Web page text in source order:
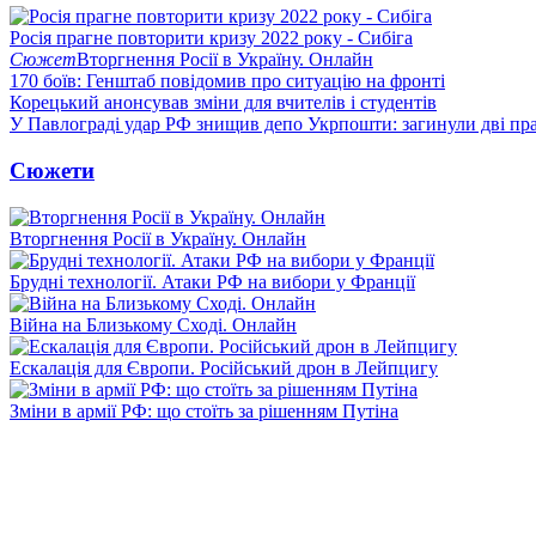
Росія прагне повторити кризу 2022 року - Сибіга
СюжетВторгнення Росії в Україну. Онлайн
170 боїв: Генштаб повідомив про ситуацію на фронті
Корецький анонсував зміни для вчителів і студентів
У Павлограді удар РФ знищив депо Укрпошти: загинули дві
Сюжети
Вторгнення Росії в Україну. Онлайн
Брудні технології. Атаки РФ на вибори у Франції
Війна на Близькому Сході. Онлайн
Ескалація для Європи. Російський дрон в Лейпцигу
Зміни в армії РФ: що стоїть за рішенням Путіна